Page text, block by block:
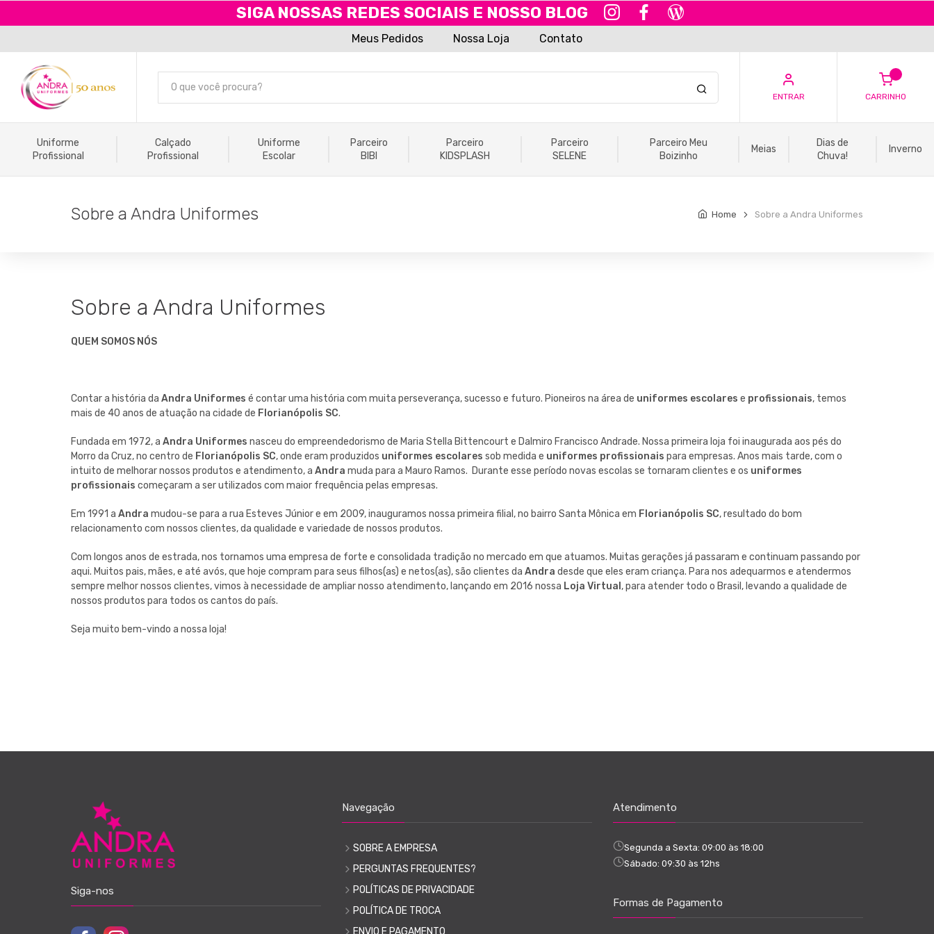
SIGA NOSSAS REDES SOCIAIS E NOSSO BLOG
Meus Pedidos Nossa Loja Contato
ENTRAR CARRINHO
Uniforme
Profissional
Calçado
Profissional
Uniforme
Escolar
Parceiro
BIBI
Parceiro
KIDSPLASH
Parceiro
SELENE
Parceiro Meu
Boizinho
Meias
Dias de
Chuva!
Inverno
Sobre a Andra Uniformes Home Sobre a Andra Uniformes
Sobre a Andra Uniformes
QUEM SOMOS NÓS
Contar a história da Andra Uniformes é contar uma história com muita perseverança, sucesso e futuro. Pioneiros na área de uniformes escolares e profissionais, temos
mais de 40 anos de atuação na cidade de Florianópolis SC.
Fundada em 1972, a Andra Uniformes nasceu do empreendedorismo de Maria Stella Bittencourt e Dalmiro Francisco Andrade. Nossa primeira loja foi inaugurada aos pés do
Morro da Cruz, no centro de Florianópolis SC, onde eram produzidos uniformes escolares sob medida e uniformes profissionais para empresas. Anos mais tarde, com o
intuito de melhorar nossos produtos e atendimento, a Andra muda para a Mauro Ramos. Durante esse período novas escolas se tornaram clientes e os uniformes
profissionais começaram a ser utilizados com maior frequência pelas empresas.
Em 1991 a Andra mudou-se para a rua Esteves Júnior e em 2009, inauguramos nossa primeira filial, no bairro Santa Mônica em Florianópolis SC, resultado do bom
relacionamento com nossos clientes, da qualidade e variedade de nossos produtos.
Com longos anos de estrada, nos tornamos uma empresa de forte e consolidada tradição no mercado em que atuamos. Muitas gerações já passaram e continuam passando por
aqui. Muitos pais, mães, e até avós, que hoje compram para seus filhos(as) e netos(as), são clientes da Andra desde que eles eram criança. Para nos adequarmos e atendermos
sempre melhor nossos clientes, vimos à necessidade de ampliar nosso atendimento, lançando em 2016 nossa Loja Virtual , para atender todo o Brasil, levando a qualidade de
nossos produtos para todos os cantos do país.
Seja muito bem-vindo a nossa loja!
Siga-nos
Navegação
SOBRE A EMPRESA
PERGUNTAS FREQUENTES?
POLÍTICAS DE PRIVACIDADE
POLÍTICA DE TROCA
Atendimento
Segunda a Sexta: 09:00 às 18:00
Sábado: 09:30 às 12hs
Formas de Pagamento